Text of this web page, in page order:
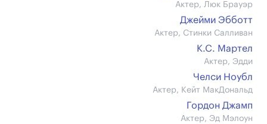
Актер, Люк Брауэр
Джейми Эбботт
Актер, Стинки Салливан
К.С. Мартел
Актер, Эдди
Челси Ноубл
Актер, Кейт МакДональд
Гордон Джамп
Актер, Эд Мэлоун